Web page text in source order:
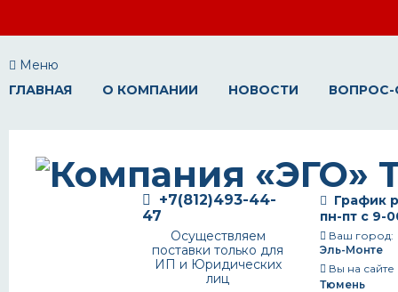
Меню
ГЛАВНАЯ
О КОМПАНИИ НОВОСТИ ВОПРОС-
График
пн-пт с 9-
Ваш город:
Эль-Монте
Вы на
Тюмень
+7(812)493-44-
47
Осуществляем
поставки только для
ИП и Юридических
лиц